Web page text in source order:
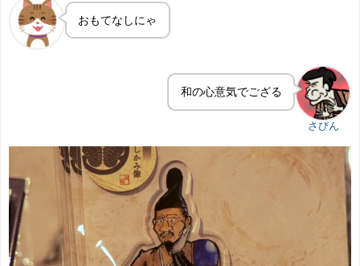
おもてなしにゃ
さびん
和の心意気でござる